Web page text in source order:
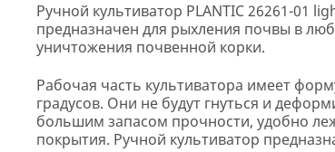
Ручной культиватор PLANTIC 26261-01
предназначен для рыхления почвы в
уничтожения почвенной корки.
Рабочая часть культиватора имеет
градусов. Они не будут гнуться и
большим запасом прочности, удобно
покрытия. Ручной культиватор